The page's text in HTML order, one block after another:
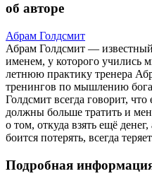
об авторе
Абрам Голдсмит
Абрам Голдсмит —
именем, у которого учились
летнюю практику тренера
тренингов по мышлению
Голдсмит всегда говорит,
должны больше тратить и
о том, откуда взять ещё
боится потерять, всегда
Подробная